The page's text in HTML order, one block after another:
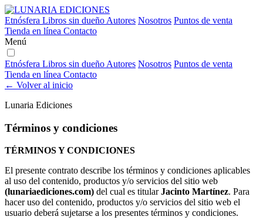
Etnósfera Libros sin dueño Autores Nosotros Puntos de venta
Tienda en línea Contacto
Menú
Etnósfera Libros sin dueño Autores Nosotros Puntos de venta
Tienda en línea Contacto
← Volver al inicio
Lunaria Ediciones
Términos y condiciones
TÉRMINOS Y CONDICIONES
El presente contrato describe los términos y condiciones aplicables
al uso del contenido, productos y/o servicios del sitio web
(lunariaediciones.com) del cual es titularJacinto Martínez. Para
hacer uso del contenido, productos y/o servicios del sitio web el
usuario deberá sujetarse a los presentes términos y condiciones.